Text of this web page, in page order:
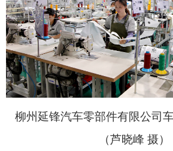
柳州延锋汽车零部件有限公司
（芦晓峰 摄）